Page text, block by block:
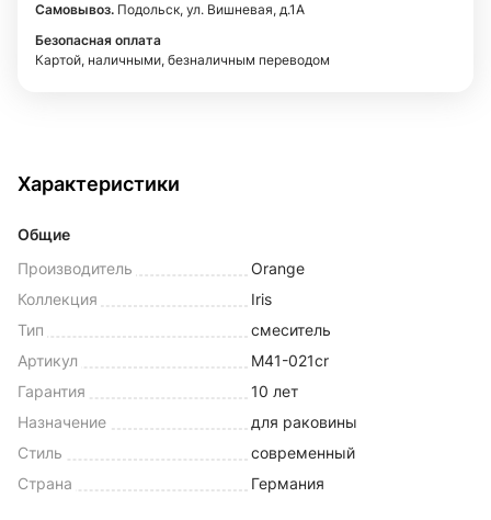
Самовывоз. Подольск, ул. Вишневая, д.1А
Безопасная оплата
Картой, наличными, безналичным переводом
Характеристики
Общие
Производитель
Orange
Коллекция
Iris
Тип
смеситель
Артикул
M41-021cr
Гарантия
10 лет
Назначение
для раковины
Стиль
современный
Страна
Германия